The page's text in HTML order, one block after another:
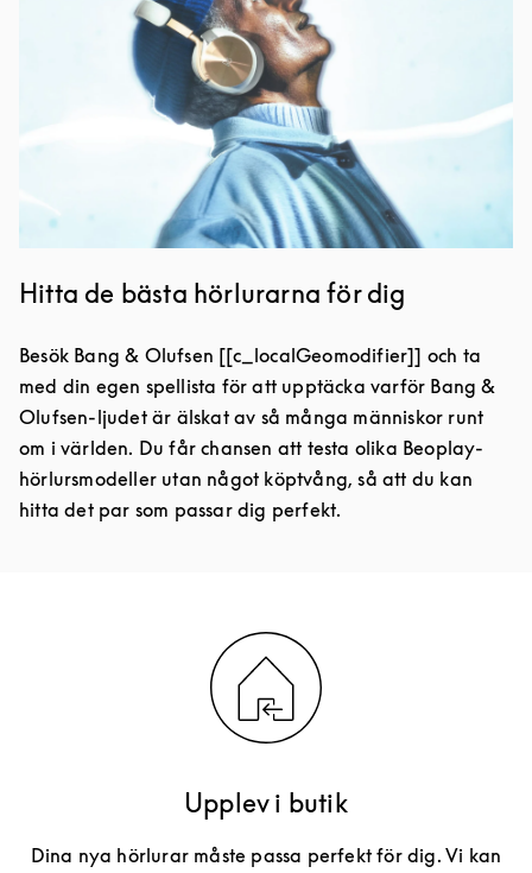
Hitta de bästa hörlurarna för dig
Besök Bang & Olufsen [[c_localGeomodifier]] och ta
med din egen spellista för att upptäcka varför Bang &
Olufsen-ljudet är älskat av så många människor runt
om i världen. Du får chansen att testa olika Beoplay-
hörlursmodeller utan något köptvång, så att du kan
hitta det par som passar dig perfekt.
Upplev i butik
Dina nya hörlurar måste passa perfekt för dig. Vi kan